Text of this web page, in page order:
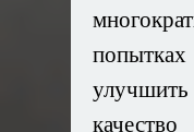
попытках
улучшить
качество